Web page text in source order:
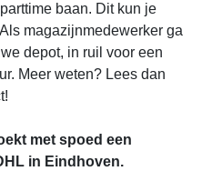
baan. Dit kun je
magazijnmedewerker ga
depot, in ruil voor een
Meer weten? Lees dan
met spoed een
in Eindhoven.